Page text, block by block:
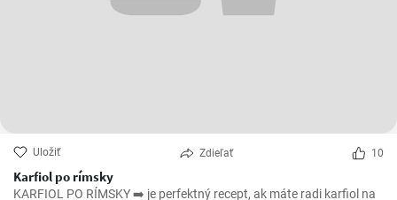
Uložiť Zdieľať 10
Karfiol po rímsky
KARFIOL PO RÍMSKY ➡️ je perfektný recept, ak máte radi karfiol na